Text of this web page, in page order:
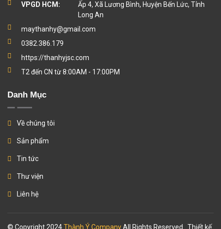
VPGD HCM:
Ấp 4, Xã Lương Bình, Huyện Bến Lức, Tỉnh
Long An
maythanhy@gmail.com
0382.386.179
https://thanhyjsc.com
T2 đến CN từ 8:00AM - 17:00PM
Danh Mục
Về chúng tôi
Sản phẩm
Tin tức
Thư viện
Liên hệ
© Copyright 2024Thành Ý CompanyAll Rights Reserved.. Thiết kế